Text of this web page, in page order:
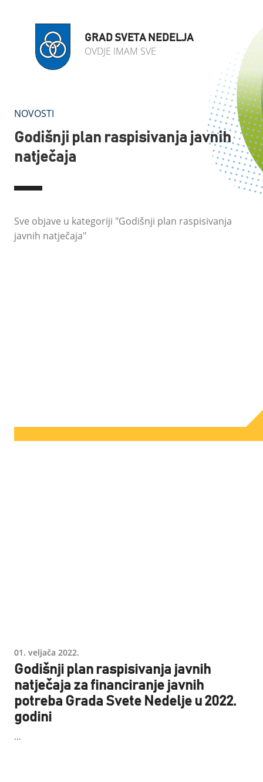
GRAD SVETA NEDELJA
OVDJE IMAM SVE
NOVOSTI
Godišnji plan raspisivanja javnih
natječaja
Sve objave u kategoriji "Godišnji plan raspisivanja
javnih natječaja"
01. veljača 2022.
Godišnji plan raspisivanja javnih
natječaja za financiranje javnih
potreba Grada Svete Nedelje u 2022.
godini
...